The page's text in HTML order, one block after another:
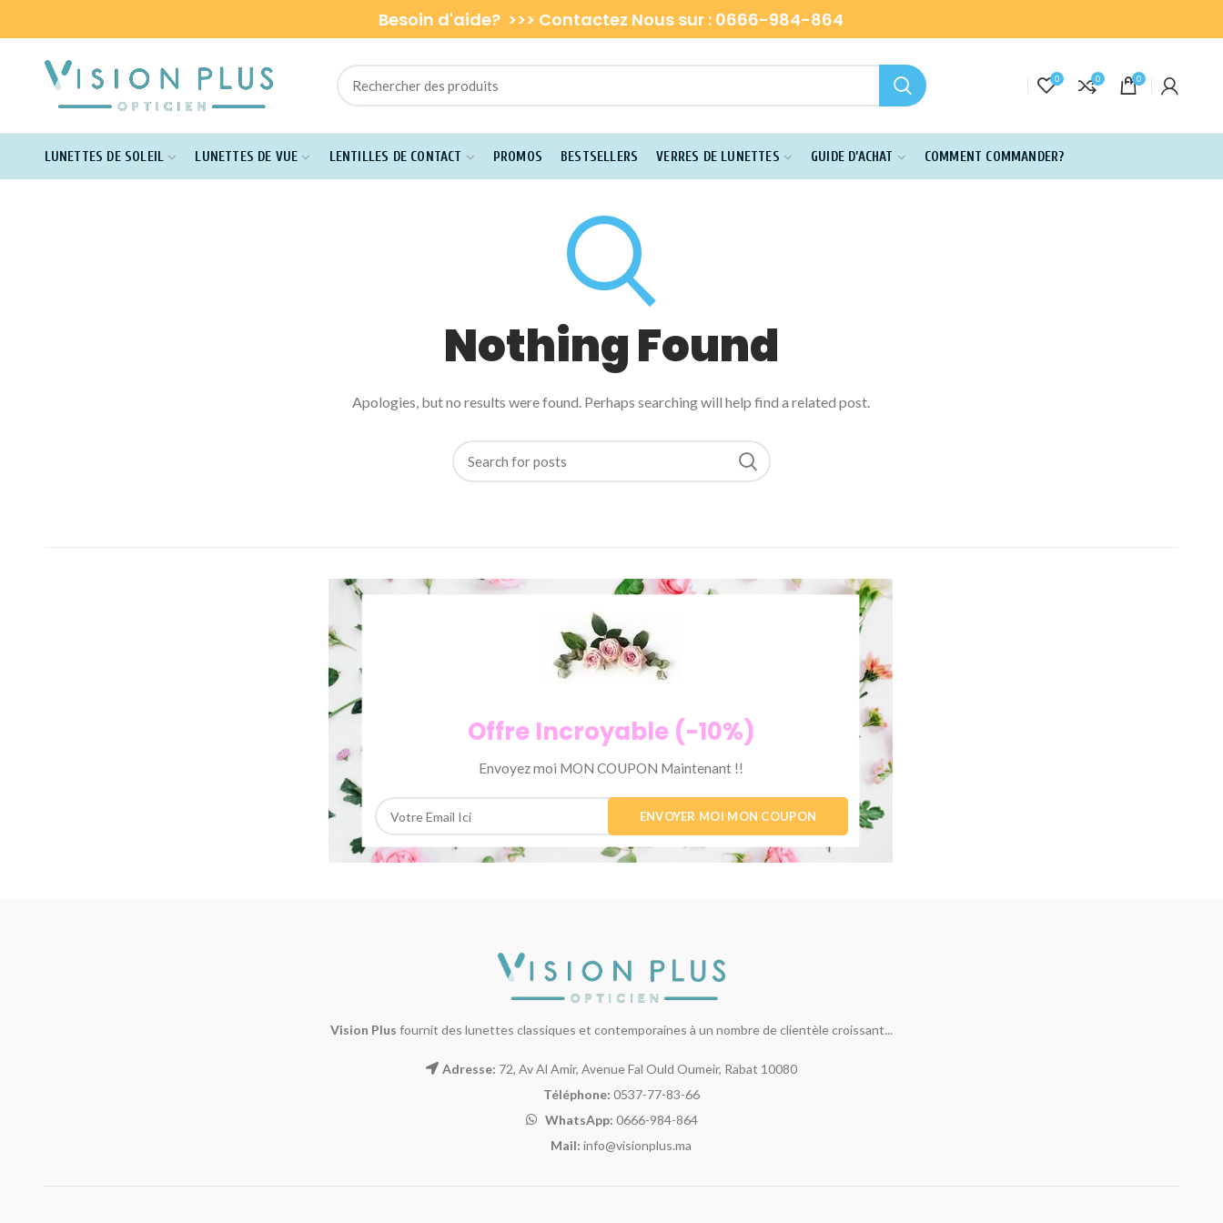
Besoin d'aide? >>> Contactez Nous sur : 0666-984-864
0 0 0
LUNETTES DE SOLEIL LUNETTES DE VUE LENTILLES DE CONTACT PROMOS BESTSELLERS VERRES DE LUNETTES GUIDE D’ACHAT COMMENT COMMANDER?
Nothing Found
Apologies, but no results were found. Perhaps searching will help find a related post.
Offre Incroyable (-10%)
Envoyez moi MON COUPON Maintenant !!
Vision Plus fournit des lunettes classiques et contemporaines à un nombre de clientèle croissant...
Adresse: 72, Av Al Amir, Avenue Fal Ould Oumeir, Rabat 10080
Téléphone: 0537-77-83-66
WhatsApp: 0666-984-864
Mail: info@visionplus.ma